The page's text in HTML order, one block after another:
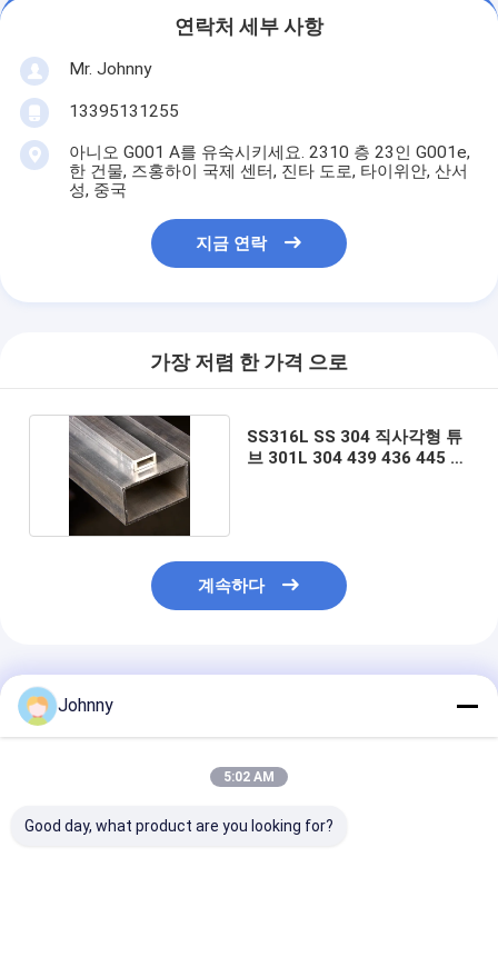
연락처 세부 사항
Mr. Johnny
13395131255
아니오 G001 A를 유숙시키세요. 2310 층 23인 G001e,
한 건물, 즈홍하이 국제 센터, 진타 도로, 타이위안, 산서
성, 중국
지금 연락
가장 저렴 한 가격 으로
SS316L SS 304 직사각형 튜
브 301L 304 439 436 445 6-
계속하다
추천된 제품
Johnny
5:02 AM
Good day, what product are you looking for?